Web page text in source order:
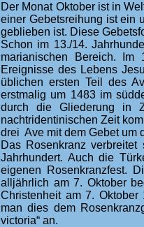
Der Monat Oktober ist in
einer Gebetsreihung ist ein
geblieben ist. Diese
Schon im 13./14.
marianischen Bereich.
Ereignisse des Lebens
üblichen ersten Teil des
erstmalig um 1483 im
durch die Gliederung in
nachtridentinischen Zeit
drei Ave mit dem Gebet um
Das Rosenkranz
Jahrhundert. Auch die
eigenen Rosenkranzfest.
alljährlich am 7. Oktober
Christenheit am 7.
man dies dem
victoria“ an.